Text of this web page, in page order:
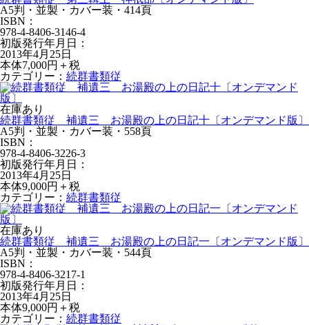
A5判・並製・カバー装・414頁
ISBN：
978-4-8406-3146-4
初版発行年月日：
2013年4月25日
本体7,000円＋税
カテゴリー： 続群書類従
在庫あり
続群書類従 補遺三 お湯殿の上の日記十〔オンデマンド版〕
A5判・並製・カバー装・558頁
ISBN：
978-4-8406-3226-3
初版発行年月日：
2013年4月25日
本体9,000円＋税
カテゴリー： 続群書類従
在庫あり
続群書類従 補遺三 お湯殿の上の日記一〔オンデマンド版〕
A5判・並製・カバー装・544頁
ISBN：
978-4-8406-3217-1
初版発行年月日：
2013年4月25日
本体9,000円＋税
カテゴリー： 続群書類従